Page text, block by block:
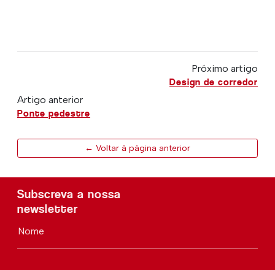
Próximo artigo
Design de corredor
Artigo anterior
Ponte pedestre
← Voltar à página anterior
Subscreva a nossa
newsletter
Nome